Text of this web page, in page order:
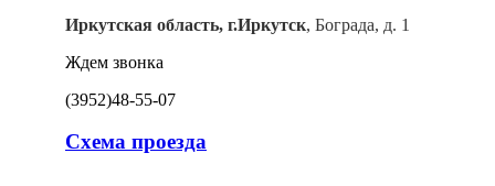
Иркутская область, г.Иркутск, Бограда, д. 1
Ждем звонка
(3952)48-55-07
Схема проезда